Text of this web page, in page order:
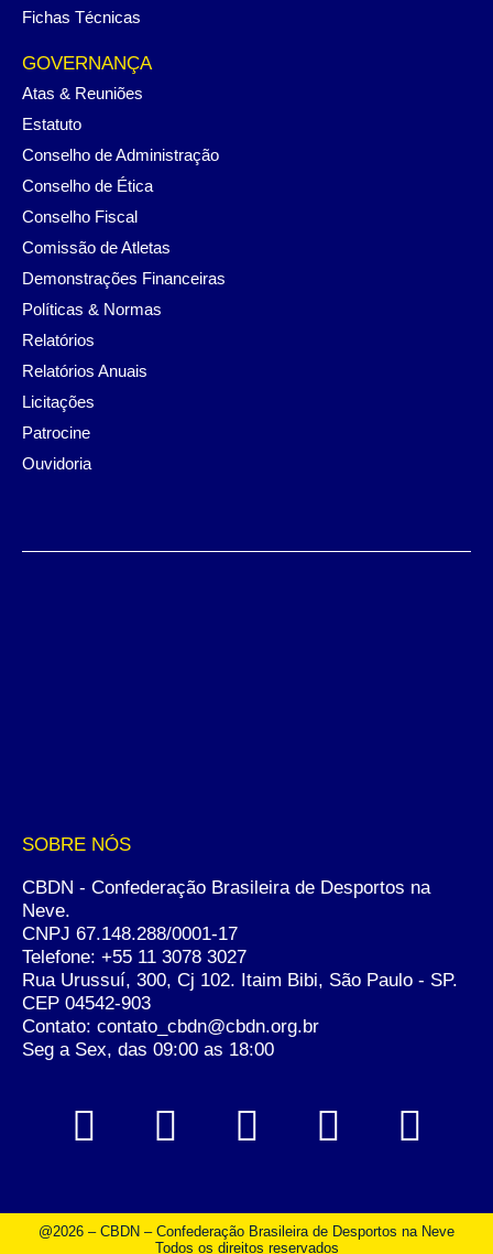
Fichas Técnicas
GOVERNANÇA
Atas & Reuniões
Estatuto
Conselho de Administração
Conselho de Ética
Conselho Fiscal
Comissão de Atletas
Demonstrações Financeiras
Políticas & Normas
Relatórios
Relatórios Anuais
Licitações
Patrocine
Ouvidoria
SOBRE NÓS
CBDN - Confederação Brasileira de Desportos na
Neve.
CNPJ 67.148.288/0001-17
Telefone: +55 11 3078 3027
Rua Urussuí, 300, Cj 102. Itaim Bibi, São Paulo - SP.
CEP 04542-903
Contato: contato_cbdn@cbdn.org.br
Seg a Sex, das 09:00 as 18:00
@2026 – CBDN – Confederação Brasileira de Desportos na Neve
Todos os direitos reservados